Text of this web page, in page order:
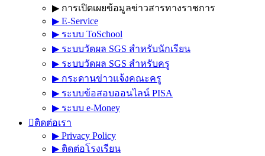
▶︎ การเปิดเผยข้อมูลข่าวสารทางราชการ
▶︎ E-Service
▶︎ ระบบ ToSchool
▶︎ ระบบวัดผล SGS สำหรับนักเรียน
▶︎ ระบบวัดผล SGS สำหรับครู
▶︎ กระดานข่าวแจ้งคณะครู
▶︎ ระบบข้อสอบออนไลน์ PISA
▶︎ ระบบ e-Money
ติดต่อเรา
▶︎ Privacy Policy
▶︎ ติดต่อโรงเรียน